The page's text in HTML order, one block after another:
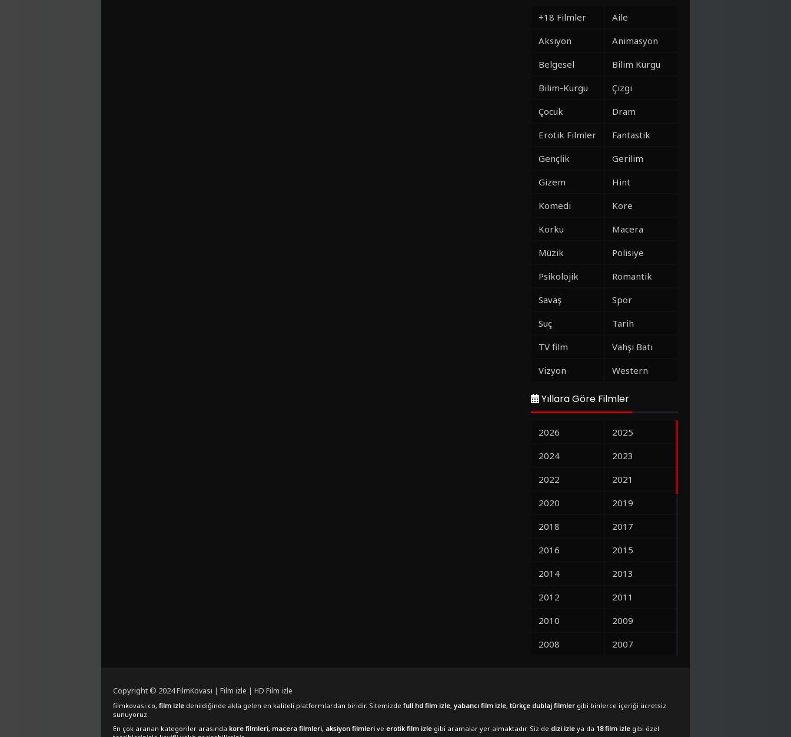
+18 Filmler
Aile
Aksiyon
Animasyon
Belgesel
Bilim Kurgu
Bilim-Kurgu
Çizgi
Çocuk
Dram
Erotik Filmler
Fantastik
Gençlik
Gerilim
Gizem
Hint
Komedi
Kore
Korku
Macera
Müzik
Polisiye
Psikolojik
Romantik
Savaş
Spor
Suç
Tarih
TV film
Vahşi Batı
Vizyon
Western
Yıllara Göre Filmler
2026
2025
2024
2023
2022
2021
2020
2019
2018
2017
2016
2015
2014
2013
2012
2011
2010
2009
2008
2007
Copyright © 2024FilmKovası | Film izle | HD Film izle
filmkovasi.co, film izle denildiğinde akla gelen en kaliteli platformlardan biridir. Sitemizde full hd film izle, yabancı film izle, türkçe dublaj filmler gibi binlerce içeriği ücretsiz
sunuyoruz.
En çok aranan kategoriler arasında kore filmleri, macera filmleri, aksiyon filmleri ve erotik film izle gibi aramalar yer almaktadır. Siz de dizi izle ya da 18 film izle gibi özel